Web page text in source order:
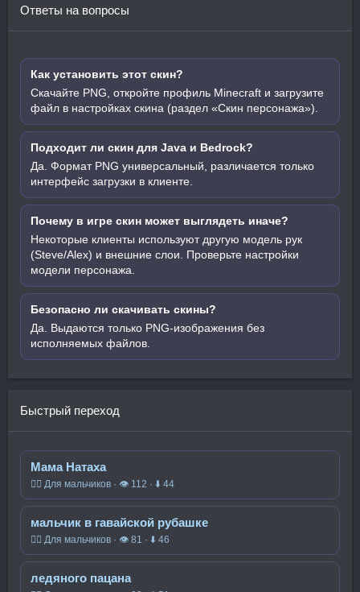
Ответы на вопросы
Как установить этот скин?
Скачайте PNG, откройте профиль Minecraft и загрузите
файл в настройках скина (раздел «Скин персонажа»).
Подходит ли скин для Java и Bedrock?
Да. Формат PNG универсальный, различается только
интерфейс загрузки в клиенте.
Почему в игре скин может выглядеть иначе?
Некоторые клиенты используют другую модель рук
(Steve/Alex) и внешние слои. Проверьте настройки
модели персонажа.
Безопасно ли скачивать скины?
Да. Выдаются только PNG-изображения без
исполняемых файлов.
Быстрый переход
Мама Натаха
🧍‍♂️ Для мальчиков · 👁 112 · ⬇ 44
мальчик в гавайской рубашке
🧍‍♂️ Для мальчиков · 👁 81 · ⬇ 46
ледяного пацана